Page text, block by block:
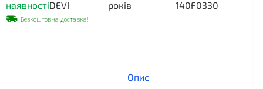
наявностіDEVI
років
140F0330
Безкоштовна доставка!
Опис